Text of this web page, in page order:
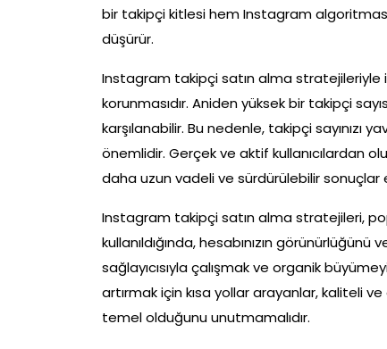
bir takipçi kitlesi hem Instagram
düşürür.
Instagram takipçi satın alma
korunmasıdır. Aniden yüksek bir takipçi
karşılanabilir. Bu nedenle, takipçi
önemlidir. Gerçek ve aktif kullanıcılardan
daha uzun vadeli ve sürdürülebilir
Instagram takipçi satın alma stratejileri,
kullanıldığında, hesabınızın
sağlayıcısıyla çalışmak ve organik
artırmak için kısa yollar arayanlar, kaliteli
temel olduğunu unutmamalıdır.